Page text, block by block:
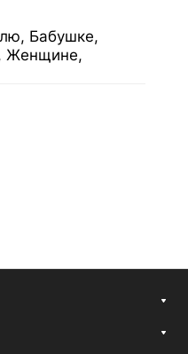
Бабушке,
Женщине,